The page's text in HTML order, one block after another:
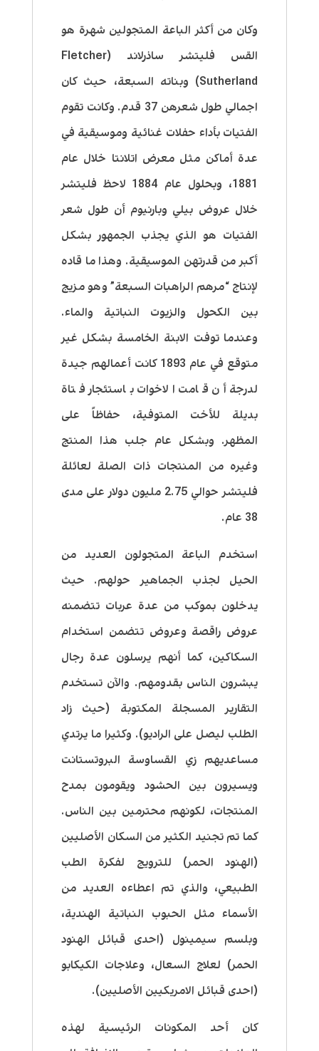
وكان من أكثر الباعة المتجولين شهرة هو
القس فليتشر ساذرلاند (Fletcher
Sutherland) وبناته السبعة، حيث كان
اجمالي طول شعرهن 37 قدم. وكانت تقوم
الفتيات بأداء حفلات غنائية وموسيقية في
عدة أماكن مثل معرض اتلانتا خلال عام
1881، وبحلول عام 1884 لاحظ فليتشر
خلال عروض بيلي وبارنيوم أن طول شعر
الفتيات هو الذي يجذب الجمهور بشكل
أكبر من قدرتهن الموسيقية. وهذا ما قاده
لإنتاج “مرهم الراهبات السبعة” وهو مزيج
بين الكحول والزيوت النباتية والماء.
وعندما توفت الابنة الخامسة بشكل غير
متوقع في عام 1893 كانت أعمالهم جيدة
لدرجة أن قامت الاخوات باستئجار فتاة
بديلة للأخت المتوفية، حفاظاً على
المظهر. وبشكل عام جلب هذا المنتج
وغيره من المنتجات ذات الصلة لعائلة
فليتشر حوالي 2.75 مليون دولار على مدى
38 عام.
استخدم الباعة المتجولون العديد من
الحيل لجذب الجماهير حولهم. حيث
يدخلون بموكب من عدة عربات تتضمنه
عروض راقصة وعروض تتضمن استخدام
السكاكين، كما أنهم يرسلون عدة رجال
يبشرون الناس بقدومهم. والآن تستخدم
التقارير المسجلة المكتوبة (حيث زاد
الطلب ليصل على الراديو). وكثيرا ما يرتدي
مساعديهم زي القساوسة البروتستانت
ويسيرون بين الحشود ويقومون بمدح
المنتجات، لكونهم محترمين بين الناس.
كما تم تجنيد الكثير من السكان الأصليين
(الهنود الحمر) للترويج لفكرة الطب
الطبيعي، والذي تم اعطاءه العديد من
الأسماء مثل الحبوب النباتية الهندية،
وبلسم سيمينول (احدى قبائل الهنود
الحمر) لعلاج السعال، وعلاجات الكيكابو
(احدى قبائل الامريكيين الأصليين).
كان أحد المكونات الرئيسية لهذه